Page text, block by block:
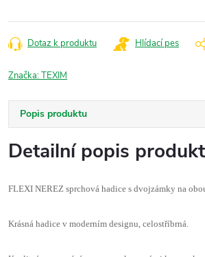
cena:
Dotaz k produktu Hlídací pes
Značka:TEXIM
Popis produktu
Detailní popis
FLEXI NEREZ sprchová hadice s dvojzámky na
Krásná hadice v moderním designu, celostříbrná.